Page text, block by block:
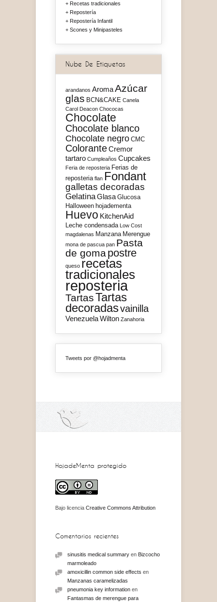
Recetas tradicionales
Repostería
Repostería Infantil
Scones y Minipasteles
Nube De Etiquetas
arandanos AromaAzúcar
glas BCN&CAKE Canela
Carol Deacon Chococas
Chocolate
Chocolate blanco
Chocolate negro CMC
ColoranteCremor
tartaro Cumpleaños Cupcakes
Feria de reposteria Ferias de
reposteria flan Fondant
galletas decoradas
GelatinaGlasa Glucosa
Halloween hojadementa
Huevo KitchenAid
Leche condensada Low Cost
magdalenas Manzana Merengue
mona de pascua pan Pasta
de gomapostre
queso recetas
tradicionales
reposteria
TartasTartas
decoradasvainilla
VenezuelaWilton Zanahoria
Tweets por @hojadmenta
HojadeMenta protegido
Bajo licencia Creative Commons Attribution
Comentarios recientes
sinusitis medical summary en Bizcocho
marmoleado
amoxicillin common side effects en
Manzanas caramelizadas
pneumonia key information en
Fantasmas de merengue para